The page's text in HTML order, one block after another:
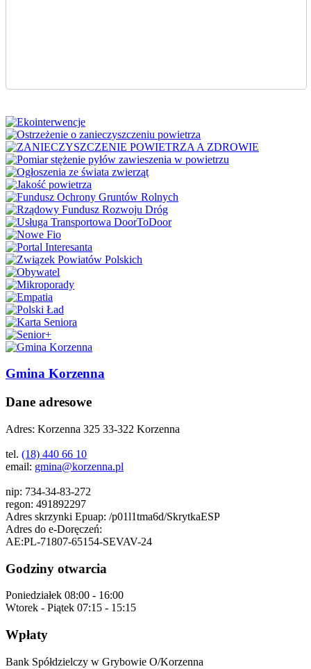
Gmina Korzenna
Dane adresowe
Adres: Korzenna 325 33-322 Korzenna
tel. (18) 440 66 10
email: gmina@korzenna.pl
nip: 734-34-83-272
regon: 491892297
Adres skrzynki Epuap: /p01l1tma6d/SkrytkaESP
Adres do e-Doręczeń:
AE:PL-71807-65154-SEVAV-24
Godziny otwarcia
Poniedziałek 08:00 - 16:00
Wtorek - Piątek 07:15 - 15:15
Wpłaty
Bank Spółdzielczy w Grybowie O/Korzenna